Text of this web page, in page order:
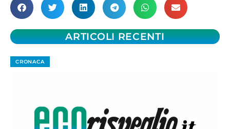
ARTICOLI RECENTI
CRONACA